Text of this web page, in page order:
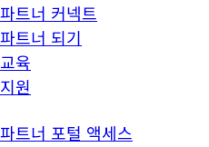
파트너 커넥트
파트너 되기
교육
지원
파트너 포털 액세스